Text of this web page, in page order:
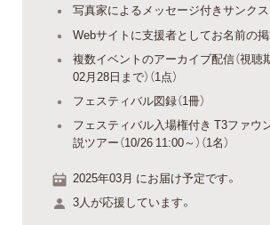
写真家によるメッセージ付きサンクス
Webサイトに支援者としてお名前の掲
複数イベントのアーカイブ配信（視聴
02月28日まで）（1点）
フェスティバル図録（1冊）
フェスティバル入場権付き T3ファウ
説ツアー（10/26 11:00～）（1名）
2025年03月 にお届け予定です。
3人が応援しています。